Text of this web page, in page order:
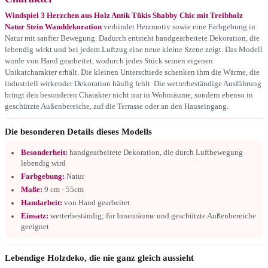
Windspiel 3 Herzchen aus Holz Antik Tükis Shabby Chic mit Treibholz
Natur Stein Wanddekoration verbindet Herzmotiv sowie eine Farbgebung in
Natur mit sanfter Bewegung. Dadurch entsteht handgearbeitete Dekoration, die
lebendig wirkt und bei jedem Luftzug eine neue kleine Szene zeigt. Das Modell
wurde von Hand gearbeitet, wodurch jedes Stück seinen eigenen
Unikatcharakter erhält. Die kleinen Unterschiede schenken ihm die Wärme, die
industriell wirkender Dekoration häufig fehlt. Die wetterbeständige Ausführung
bringt den besonderen Charakter nicht nur in Wohnräume, sondern ebenso in
geschützte Außenbereiche, auf die Terrasse oder an den Hauseingang.
Die besonderen Details dieses Modells
Besonderheit: handgearbeitete Dekoration, die durch Luftbewegung
lebendig wird
Farbgebung: Natur
Maße: 9 cm · 55cm
Handarbeit: von Hand gearbeitet
Einsatz: wetterbeständig; für Innenräume und geschützte Außenbereiche
geeignet
Lebendige Holzdeko, die nie ganz gleich aussieht